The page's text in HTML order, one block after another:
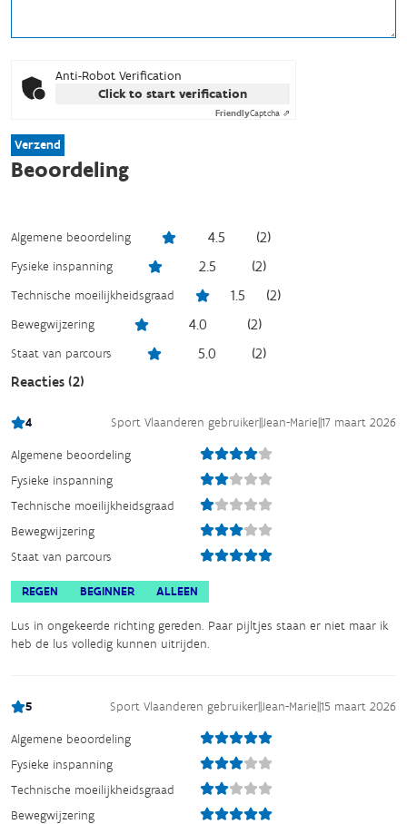
Anti-Robot Verification
Click to start verification
FriendlyCaptcha ⇗
Verzend
Beoordeling
Algemene beoordeling 4.5 (2)
Fysieke inspanning 2.5 (2)
Technische moeilijkheidsgraad 1.5 (2)
Bewegwijzering 4.0 (2)
Staat van parcours 5.0 (2)
Reacties (2)
4 Sport Vlaanderen gebruiker||Jean-Marie||17 maart 2026
Algemene beoordeling
Fysieke inspanning
Technische moeilijkheidsgraad
Bewegwijzering
Staat van parcours
REGEN BEGINNER ALLEEN
Lus in ongekeerde richting gereden. Paar pijltjes staan er niet maar ik
heb de lus volledig kunnen uitrijden.
5 Sport Vlaanderen gebruiker||Jean-Marie||15 maart 2026
Algemene beoordeling
Fysieke inspanning
Technische moeilijkheidsgraad
Bewegwijzering